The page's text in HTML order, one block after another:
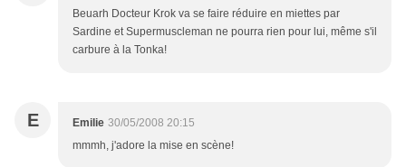
Beuarh Docteur Krok va se faire réduire en miettes par
Sardine et Supermuscleman ne pourra rien pour lui, même s'il
carbure à la Tonka!
E Emilie 30/05/2008 20:15
mmmh, j'adore la mise en scène!